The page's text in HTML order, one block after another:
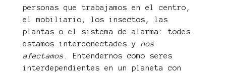
personas que trabajamos en el centro,
el mobiliario, los insectos, las
plantas o el sistema de alarma: todes
estamos interconectades y nos
afectamos . Entendernos como seres
interdependientes en un planeta con